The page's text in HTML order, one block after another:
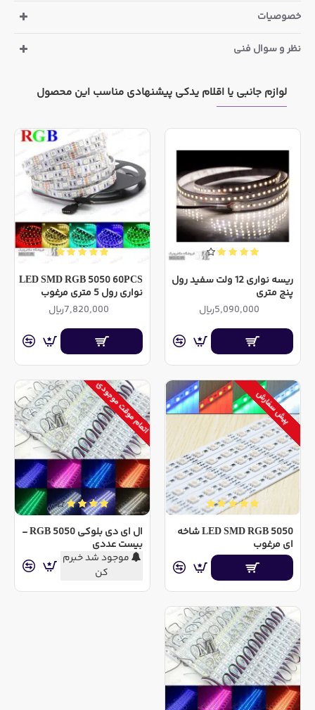
تجهیزات و متعلقات مجموعه های LED
ریموت فاقد باتری می باشد و یا نیازمند تعویض است
خصوصیات
نظر و سوال فنی
لوازم جانبی یا اقلام یدکی پیشنهادی مناسب این محصول
ریسه نواری 12 ولت سفید رول
پنج متری
5,090,000ریال
LED SMD RGB 5050 60PCS
نواری رول 5 متری مرغوب
7,820,000ریال
فقط آنلاین
پیش سفارش
LED SMD RGB 5050 شاخه
ای مرغوب
اتمام موقت موجودی
ال ای دی بلوکی RGB 5050 -
بیست عددی
موجود شد خبرم
کن